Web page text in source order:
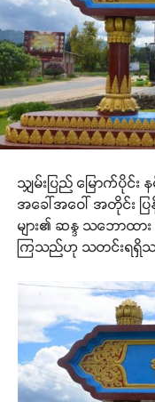
သျှမ်းပြည် မြောက်ပိုင်း
အခေါ်အဝေါ် အတိုင်း
များ၏ ဆန္ဒ သဘောထ
ကြသည်ဟု သတင်းရရှိ